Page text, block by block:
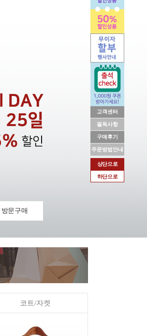
고객센터
필독사항
구매후기
주문방법안내
상단으로
하단으로
방문구매
코트/자켓